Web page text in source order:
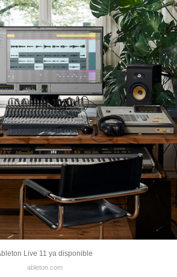
Live 11 ya disponible
ableton.com